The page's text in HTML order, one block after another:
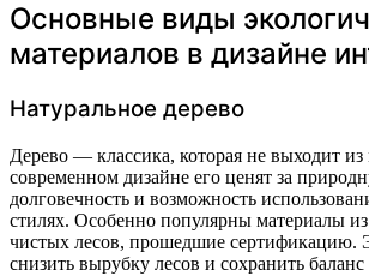
Основные виды
материалов в дизайне
Натуральное дерево
Дерево — классика, которая не выходит
современном дизайне его ценят за
долговечность и возможность
стилях. Особенно популярны материалы из
чистых лесов, прошедшие сертификацию.
снизить вырубку лесов и сохранить